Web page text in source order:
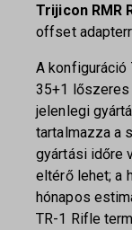
Trijicon RMR
offset
A
35+1 lőszeres
jelenlegi
tartalmazza a
gyártási időre
eltérő lehet; a
hónapos
TR-1 Rifle